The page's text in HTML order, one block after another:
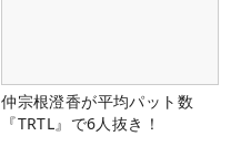
仲宗根澄香が平均パット数
『TRTL』で6人抜き！